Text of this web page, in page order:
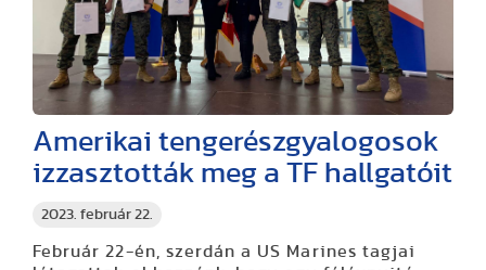
2023. február 22.
Amerikai tengerészgyalogosok
izzasztották meg a TF hallgatóit
Február 22-én, szerdán a US Marines tagjai